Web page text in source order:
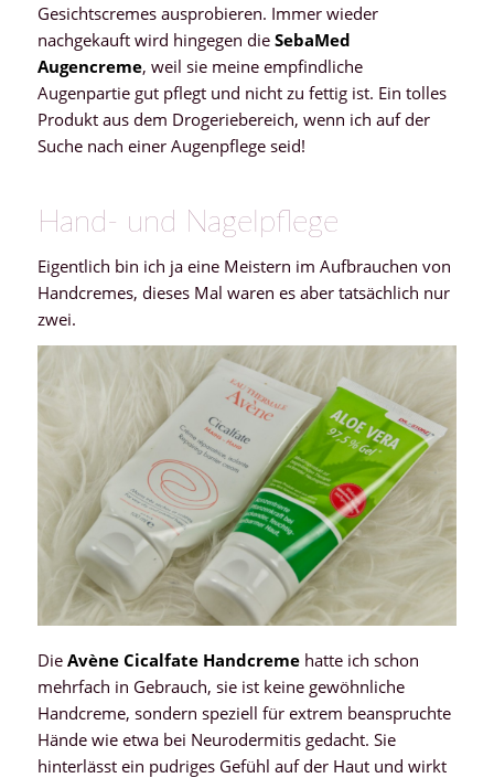
Gesichtscremes ausprobieren. Immer wieder
nachgekauft wird hingegen die SebaMed
Augencreme, weil sie meine empfindliche
Augenpartie gut pflegt und nicht zu fettig ist. Ein tolles
Produkt aus dem Drogeriebereich, wenn ich auf der
Suche nach einer Augenpflege seid!
Hand- und Nagelpflege
Eigentlich bin ich ja eine Meistern im Aufbrauchen von
Handcremes, dieses Mal waren es aber tatsächlich nur
zwei.
DieAvène Cicalfate Handcremehatte ich schon
mehrfach in Gebrauch, sie ist keine gewöhnliche
Handcreme, sondern speziell für extrem beanspruchte
Hände wie etwa bei Neurodermitis gedacht. Sie
hinterlässt ein pudriges Gefühl auf der Haut und wirkt